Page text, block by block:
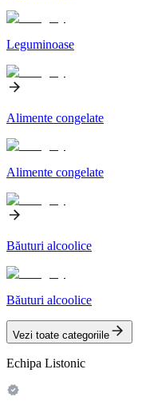
Leguminoase
Alimente congelate
Alimente congelate
Băuturi alcoolice
Băuturi alcoolice
Vezi toate categoriile
Echipa Listonic